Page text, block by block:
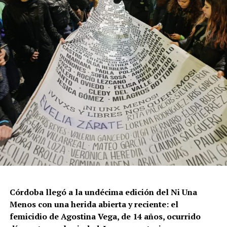
Por Francisco Pandolfi
Córdoba llegó a la undécima edición del Ni Una
Menos con una herida abierta y reciente: el
femicidio de Agostina Vega, de 14 años, ocurrido